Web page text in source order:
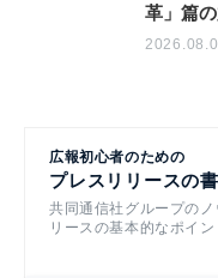
革」篇
広報初心者のための
プレスリリースの
共同通信社グループの
リースの基本的なポイン